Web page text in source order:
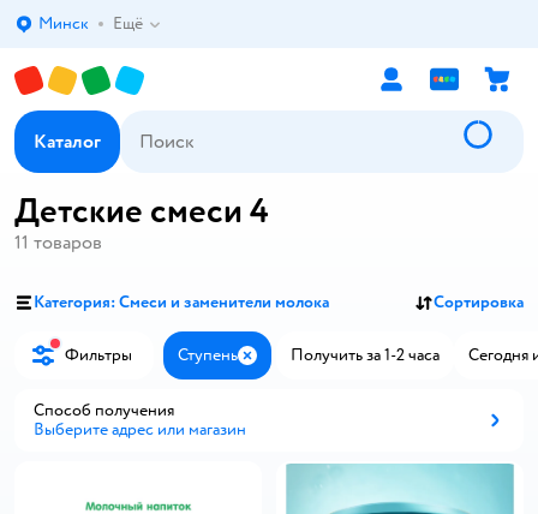
Выбор адреса доставки.
Минск Ещё
Каталог
Детские смеси 4
11 товаров
Категория: Смеси и заменители молока Сортировка
Фильтры Ступень ЗакрытьПолучить за 1-2 часа Сегодня
Способ получения
Выберите адрес или магазин